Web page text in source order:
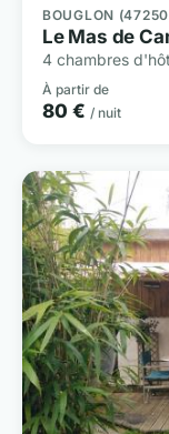
BOUGLON
Le Mas de
4 chambres
À partir de
80 € / nuit